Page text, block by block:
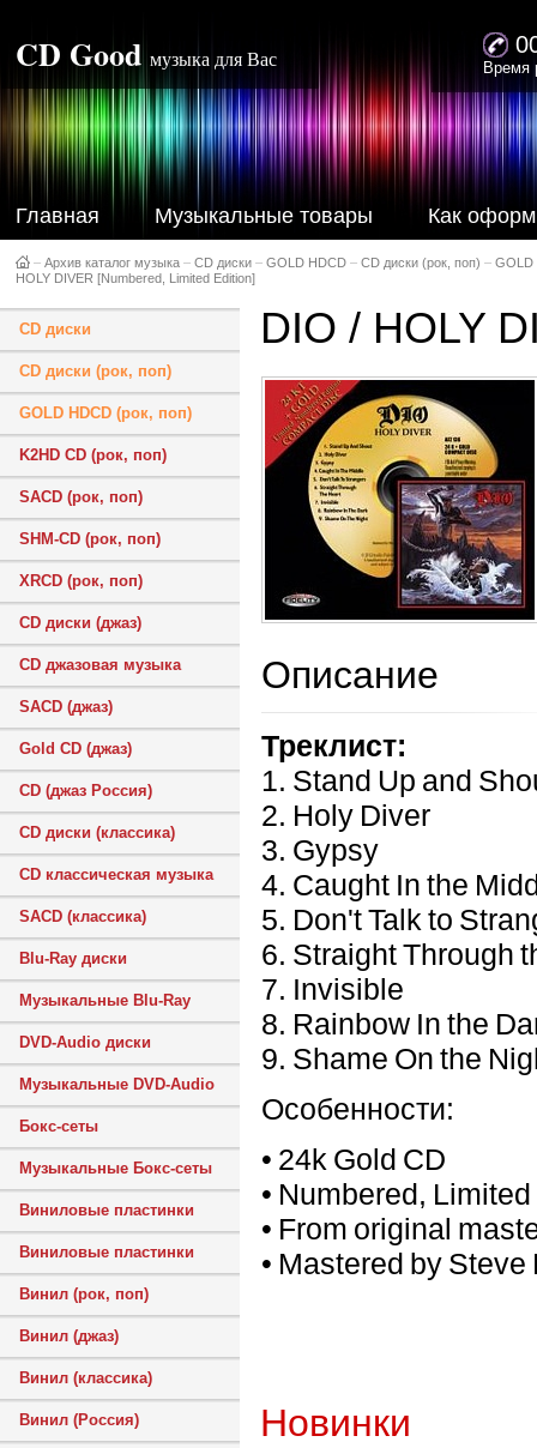
CD Good музыка для Вас Время
Главная Музыкальные товары Как
– Архив каталог музыка – CD диски – GOLD HDCD – CD диски (рок, поп) – GOLD
HOLY DIVER [Numbered, Limited Edition]
CD диски
CD диски (рок, поп)
GOLD HDCD (рок, поп)
K2HD CD (рок, поп)
SACD (рок, поп)
SHM-CD (рок, поп)
XRCD (рок, поп)
CD диски (джаз)
CD джазовая музыка
SACD (джаз)
Gold CD (джаз)
CD (джаз Россия)
CD диски (классика)
CD классическая музыка
SACD (классика)
Blu-Ray диски
Музыкальные Blu-Ray
DVD-Audio диски
Музыкальные DVD-Audio
Бокс-сеты
Музыкальные Бокс-сеты
Виниловые пластинки
Виниловые пластинки
Винил (рок, поп)
Винил (джаз)
Винил (классика)
Винил (Россия)
DIO / HOLY
Описание
Треклист:
1. Stand Up and
2. Holy Diver
3. Gypsy
4. Caught In the
5. Don't Talk to
6. Straight Through
7. Invisible
8. Rainbow In the
9. Shame On the
Особенности:
• 24k Gold CD
• Numbered,
• From original
• Mastered by Steve
Новинки